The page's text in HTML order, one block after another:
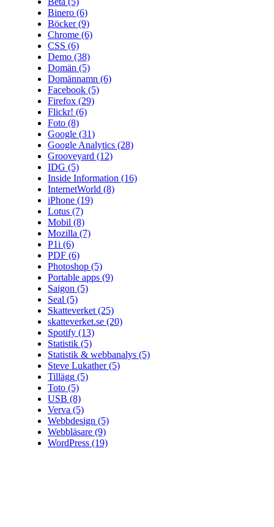
Binero (6)
Böcker(9)
Chrome (6)
CSS (6)
Demo (38)
Domän (5)
Domännamn (6)
Facebook (5)
Firefox (29)
Flickr! (6)
Foto (8)
Google (31)
Google Analytics (28)
Grooveyard (12)
IDG (5)
Inside Information (16)
InternetWorld (8)
iPhone (19)
Lotus (7)
Mobil (8)
Mozilla (7)
P1i (6)
PDF (6)
Photoshop (5)
Portable apps (9)
Saigon (5)
Seal (5)
Skatteverket (25)
skatteverket.se (20)
Spotify (13)
Statistik (5)
Statistik & webbanalys (5)
Steve Lukather(5)
Tillägg (5)
Toto (5)
USB (8)
Verva (5)
Webbdesign (5)
Webbläsare (9)
WordPress (19)